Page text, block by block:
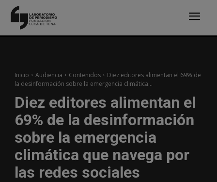
Inicio Audiencia Contenidos
Diez editores alimentan el 69% de
la desinformación sobre la emergencia climática...
Diez editores alimentan el
69% de la desinformación
sobre la emergencia
climática que navega por
las redes sociales